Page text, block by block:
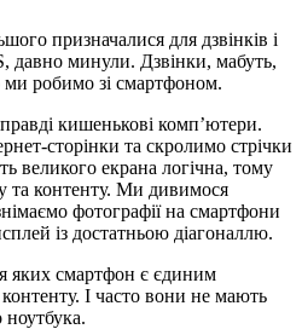
призначалися для дзвінків і
минули. Дзвінки, мабуть,
ми робимо зі смартфоном.
кишенькові комп’ютери.
сторінки та скролимо стрічки
великого екрана логічна, тому
та контенту. Ми дивимося
фотографії на смартфони
із достатньою діагоналлю.
яких смартфон є єдиним
І часто вони не мають
ноутбука.